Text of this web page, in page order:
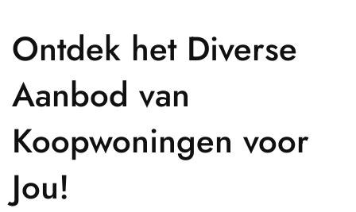
Ontdek het Diverse
Aanbod van
Koopwoningen voor
Jou!